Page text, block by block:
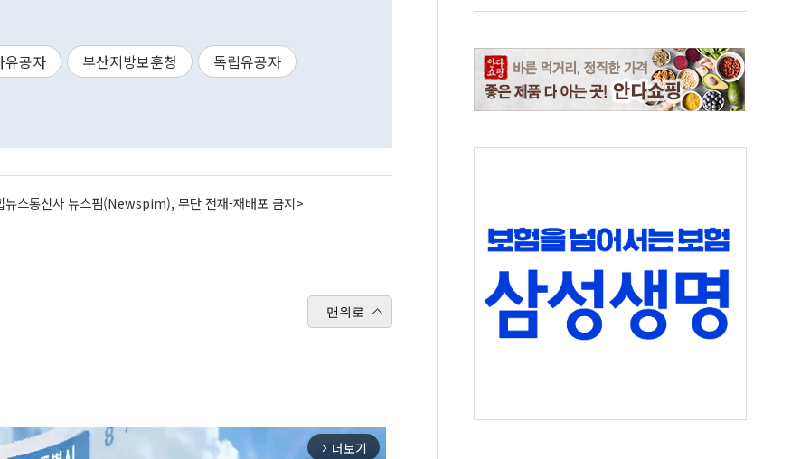
유공자 부산지방보훈청 독립유공자
뉴스통신사 뉴스핌(Newspim), 무단 전재-재배포 금지>
맨위로
arrow_forward_ios 더보기